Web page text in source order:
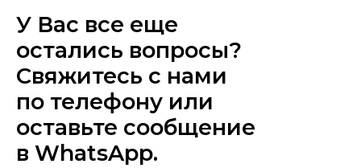
У Вас все еще
остались вопросы?
Свяжитесь с нами
по телефону или
оставьте сообщение
в WhatsApp.